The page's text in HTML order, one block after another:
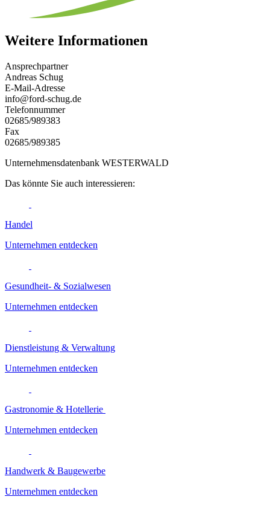
Weitere Informationen
Ansprechpartner
Andreas Schug
E-Mail-Adresse
info@ford-schug.de
Telefonnummer
02685/989383
Fax
02685/989385
Unternehmensdatenbank WESTERWALD
Das könnte Sie auch interessieren:
Handel
Unternehmen entdecken
Gesundheit- & Sozialwesen
Unternehmen entdecken
Dienstleistung & Verwaltung
Unternehmen entdecken
Gastronomie & Hotellerie
Unternehmen entdecken
Handwerk & Baugewerbe
Unternehmen entdecken